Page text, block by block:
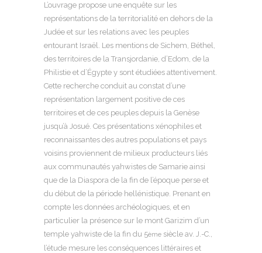
L’ouvrage propose une enquête sur les
représentations de la territorialité en dehors de la
Judée et sur les relations avec les peuples
entourant Israël. Les mentions de Sichem, Béthel,
des territoires de la Transjordanie, d’Edom, de la
Philistie et d’Égypte y sont étudiées attentivement.
Cette recherche conduit au constat d’une
représentation largement positive de ces
territoires et de ces peuples depuis la Genèse
jusqu’à Josué. Ces présentations xénophiles et
reconnaissantes des autres populations et pays
voisins proviennent de milieux producteurs liés
aux communautés yahwistes de Samarie ainsi
que de la Diaspora de la fin de l’époque perse et
du début de la période hellénistique. Prenant en
compte les données archéologiques, et en
particulier la présence sur le mont Garizim d’un
temple yahwiste de la fin du 5ème siècle av. J.-C.,
l’étude mesure les conséquences littéraires et